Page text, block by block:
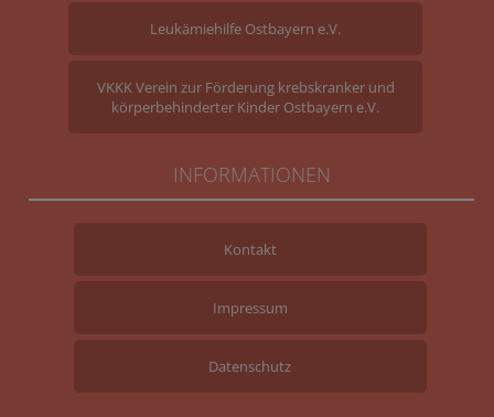
Leukämiehilfe Ostbayern e.V.
VKKK Verein zur Förderung krebskranker und
körperbehinderter Kinder Ostbayern e.V.
INFORMATIONEN
Kontakt
Impressum
Datenschutz